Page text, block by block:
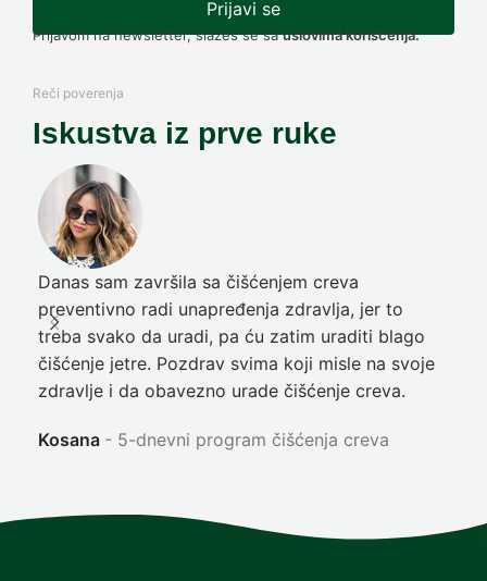
Prijavi se
Prijavom na newsletter, slažeš se sauslovima korišćenja.
Reči poverenja
Iskustva iz prve ruke
Danas sam završila sa čišćenjem creva
preventivno radi unapređenja zdravlja, jer to
treba svako da uradi, pa ću zatim uraditi blago
čišćenje jetre. Pozdrav svima koji misle na svoje
zdravlje i da obavezno urade čišćenje creva.
Kosana 5-dnevni program čišćenja creva